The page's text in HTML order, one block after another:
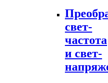
свет-
частота
и свет-